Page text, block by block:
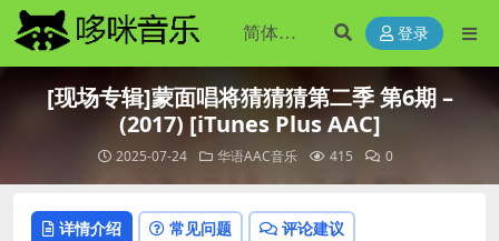
登录
[现场专辑]蒙面唱将猜猜猜第二季 第6期 –
(2017) [iTunes Plus AAC]
2025-07-24 华语AAC音乐 415 0
详情介绍 常见问题 评论建议